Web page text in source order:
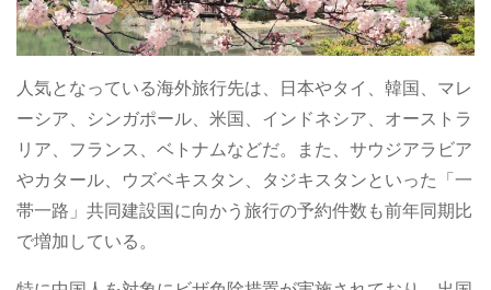
人気となっている海外旅行先は、日本やタイ、韓国、マレ
ーシア、シンガポール、米国、インドネシア、オーストラ
リア、フランス、ベトナムなどだ。また、サウジアラビア
やカタール、ウズベキスタン、タジキスタンといった「一
帯一路」共同建設国に向かう旅行の予約件数も前年同期比
で増加している。